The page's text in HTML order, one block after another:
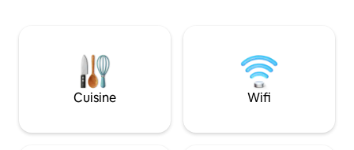
Cuisine Wifi